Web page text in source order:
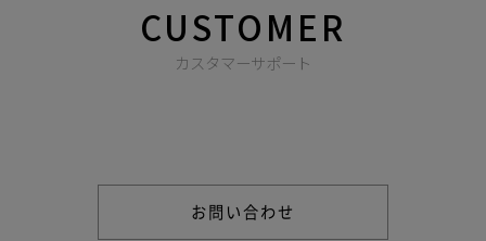
CUSTOMER
カスタマーサポート
お問い合わせ